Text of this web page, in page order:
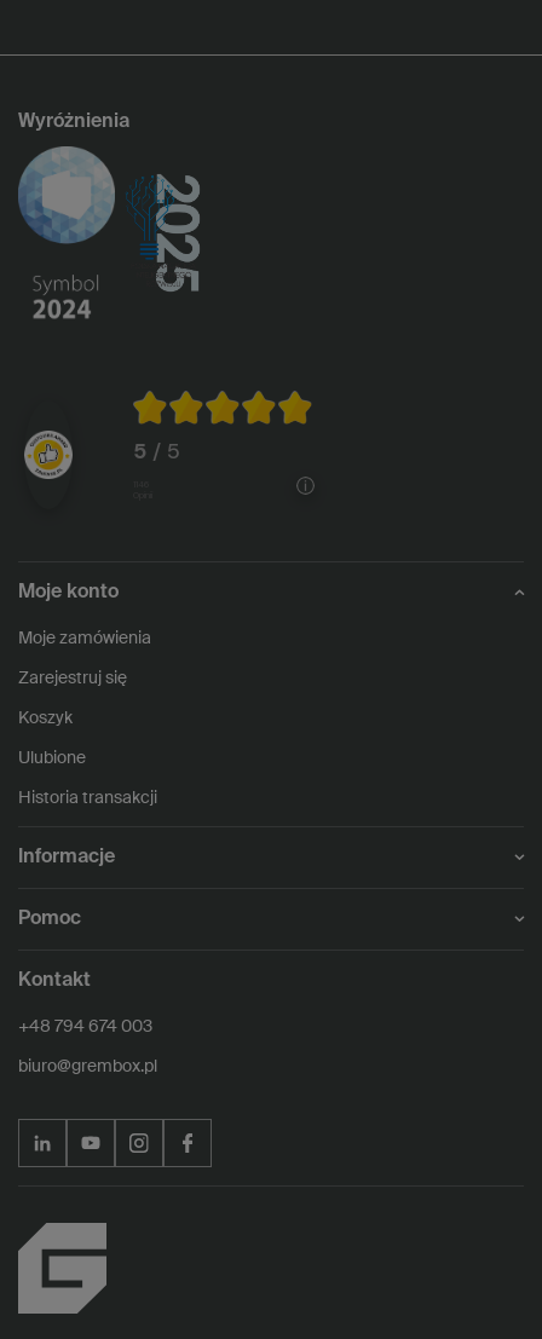
Wyróżnienia
5 / 5
Moje konto
Moje zamówienia
Zarejestruj się
Koszyk
Ulubione
Historia transakcji
Informacje
Pomoc
Kontakt
+48 794 674 003
biuro@grembox.pl